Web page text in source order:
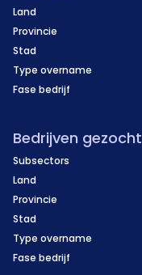
Land
Provincie
Stad
Type overname
Fase bedrijf
Bedrijven gezocht
Subsectors
Land
Provincie
Stad
Type overname
Fase bedrijf